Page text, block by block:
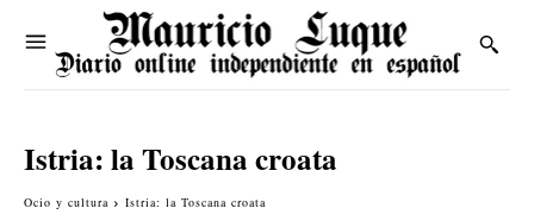
Istria: la Toscana croata
Ocio y cultura Istria: la Toscana croata